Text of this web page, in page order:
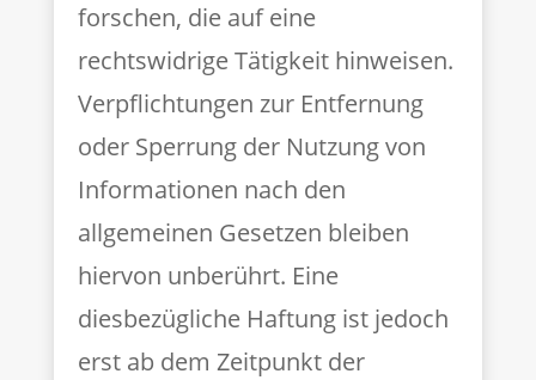
forschen, die auf eine
rechtswidrige Tätigkeit hinweisen.
Verpflichtungen zur Entfernung
oder Sperrung der Nutzung von
Informationen nach den
allgemeinen Gesetzen bleiben
hiervon unberührt. Eine
diesbezügliche Haftung ist jedoch
erst ab dem Zeitpunkt der